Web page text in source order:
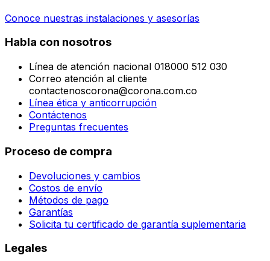
Conoce nuestras instalaciones y asesorías
Habla con nosotros
Línea de atención nacional 018000 512 030
Correo atención al cliente
contactenoscorona@corona.com.co
Línea ética y anticorrupción
Contáctenos
Preguntas frecuentes
Proceso de compra
Devoluciones y cambios
Costos de envío
Métodos de pago
Garantías
Solicita tu certificado de garantía suplementaria
Legales